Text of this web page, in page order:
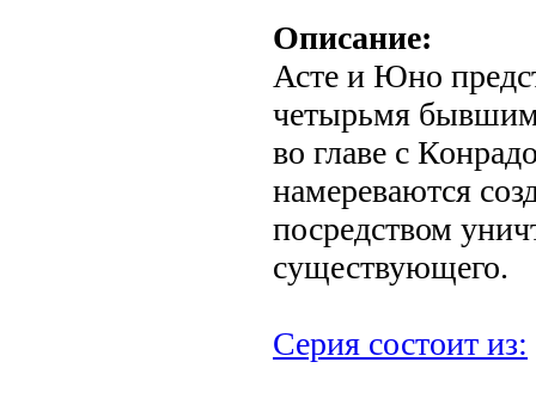
Описание:
Асте и Юно
четырьмя
во главе с
намереваются
посредством
существующего.
Серия состоит из: